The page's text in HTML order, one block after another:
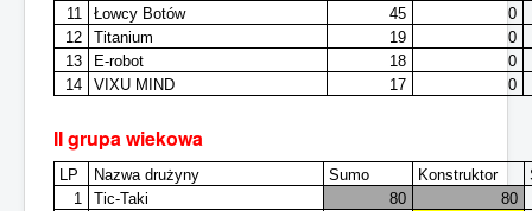
11
Łowcy Botów 45
0
12
Titanium 19
0
13
E-robot 18
0
14
VIXU MIND 17 0
II grupa wiekowa
LP Nazwa drużyny Sumo Konstruktor
1
Tic-Taki 80
80